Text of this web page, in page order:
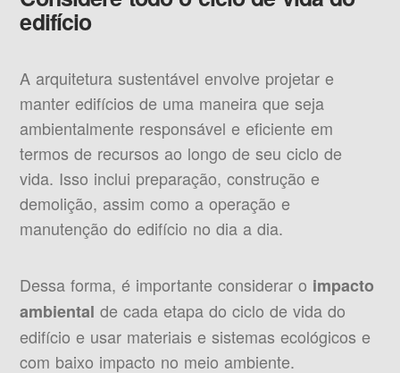
edifício
A arquitetura sustentável envolve projetar e
manter edifícios de uma maneira que seja
ambientalmente responsável e eficiente em
termos de recursos ao longo de seu ciclo de
vida. Isso inclui preparação, construção e
demolição, assim como a operação e
manutenção do edifício no dia a dia.
Dessa forma, é importante considerar o impacto
ambiental de cada etapa do ciclo de vida do
edifício e usar materiais e sistemas ecológicos e
com baixo impacto no meio ambiente.